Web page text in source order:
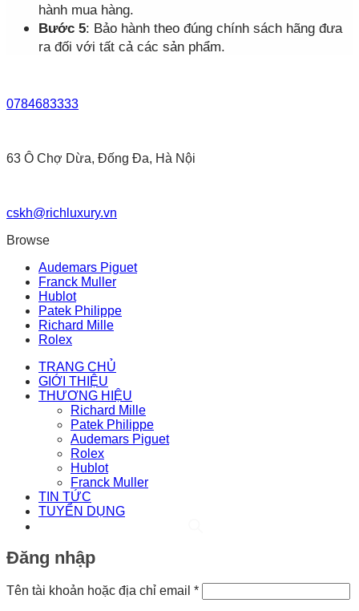
hành mua hàng.
Bước 5: Bảo hành theo đúng chính sách hãng đưa
ra đối với tất cả các sản phẩm.
0784683333
63 Ô Chợ Dừa, Đống Đa, Hà Nội
cskh@richluxury.vn
Browse
Audemars Piguet
Franck Muller
Hublot
Patek Philippe
Richard Mille
Rolex
TRANG CHỦ
GIỚI THIỆU
THƯƠNG HIỆU
Richard Mille
Patek Philippe
Audemars Piguet
Rolex
Hublot
Franck Muller
TIN TỨC
TUYỂN DỤNG
Đăng nhập
Tên tài khoản hoặc địa chỉ email *Bắt
buộc